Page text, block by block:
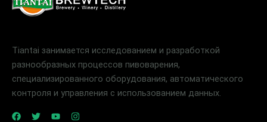
Tiantai занимается исследованием и разработкой
разнообразных процессов пивоварения,
специализированного оборудования, автоматического
контроля и управления с использованием данных.